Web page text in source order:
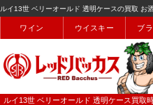
ルイ13世 ベリーオールド 透明ケースの買取 お
ワイン ウイスキー ブ
ルイ13世 ベリーオールド 透明ケース買取